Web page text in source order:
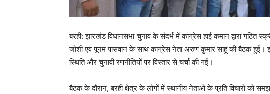
बरही: झारखंड विधानसभा चुनाव के संदर्भ में कांग्रेस हाई कमान द्वारा गठित
जोशी एवं पूनम पासवान के साथ कांग्रेस नेता अरुण कुमार साहू की बैठक हुई।
स्थिति और चुनावी रणनीतियों पर विस्तार से चर्चा की गई।
बैठक के दौरान, बरही क्षेत्र के लोगों में स्थानीय नेताओं के प्रति विचारों को